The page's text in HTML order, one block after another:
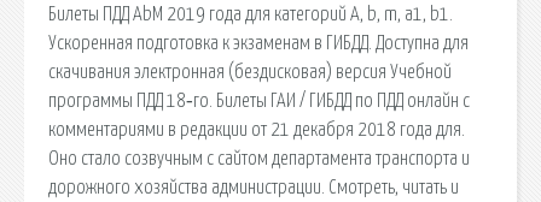
Билеты ПДД АbМ 2019 года для категорий А, b, m, a1, b1.
Ускоренная подготовка к экзаменам в ГИБДД. Доступна для
скачивания электронная (бездисковая) версия Учебной
программы ПДД 18‑го. Билеты ГАИ / ГИБДД по ПДД онлайн с
комментариями в редакции от 21 декабря 2018 года для.
Оно стало созвучным с сайтом департамента транспорта и
дорожного хозяйства администрации. Смотреть, читать и